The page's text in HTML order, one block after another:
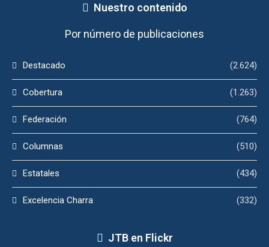
Nuestro contenido
Por número de publicaciones
Destacado (2.624)
Cobertura (1.263)
Federación (764)
Columnas (510)
Estatales (434)
Excelencia Charra (332)
JTB en Flickr